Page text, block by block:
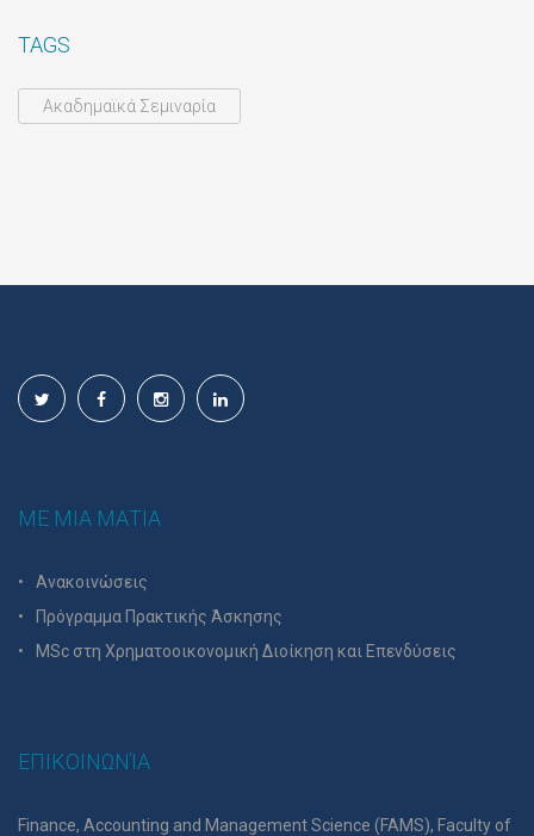
TAGS
Ακαδημαϊκά Σεμιναρία
ΜΕ ΜΙΑ ΜΑΤΙΑ
Ανακοινώσεις
Πρόγραμμα Πρακτικής Άσκησης
MSc στη Χρηματοοικονομική Διοίκηση και Επενδύσεις
ΕΠΙΚΟΙΝΩΝΊΑ
Finance, Accounting and Management Science (FAMS), Faculty of